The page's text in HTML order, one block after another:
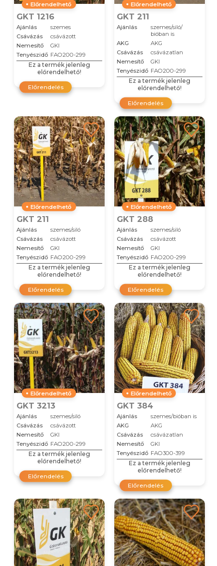
Előrendelhető
GKT 1216
Ajánlás
szemes
Csávázás
csávázott
Nemesítő
GKI
Tenyészidő FAO200-299
Ez a termék jelenleg
előrendelhető!
Előrendelés
Előrendelhető
GKT 211
Ajánlás
szemes/siló/
bióban is
AKG
AKG
Csávázás
csávázatlan
Nemesítő
GKI
Tenyészidő FAO200-299
Ez a termék jelenleg
előrendelhető!
Előrendelés
Előrendelhető
GKT 211
Ajánlás
szemes/siló
Csávázás
csávázott
Nemesítő
GKI
Tenyészidő FAO200-299
Ez a termék jelenleg
előrendelhető!
Előrendelés
Előrendelhető
GKT 288
Ajánlás
szemes/siló
Csávázás
csávázott
Nemesítő
GKI
Tenyészidő FAO200-299
Ez a termék jelenleg
előrendelhető!
Előrendelés
Előrendelhető
GKT 3213
Ajánlás
szemes/siló
Csávázás
csávázott
Nemesítő
GKI
Tenyészidő FAO200-299
Ez a termék jelenleg
előrendelhető!
Előrendelés
Előrendelhető
GKT 384
Ajánlás
szemes/bióban is
AKG
AKG
Csávázás
csávázatlan
Nemesítő
GKI
Tenyészidő FAO300-399
Ez a termék jelenleg
előrendelhető!
Előrendelés